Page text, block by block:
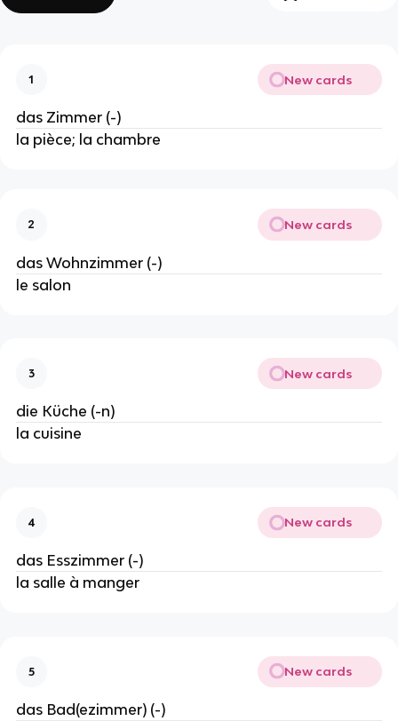
1 New cards
das Zimmer (-)
la pièce; la chambre
2 New cards
das Wohnzimmer (-)
le salon
3 New cards
die Küche (-n)
la cuisine
4 New cards
das Esszimmer (-)
la salle à manger
5 New cards
das Bad(ezimmer) (-)